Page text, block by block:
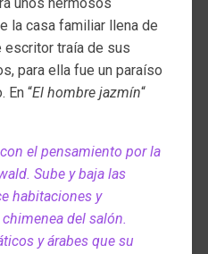
la casa familiar llena de
escritor traía de sus
para ella fue un paraíso
En “El hombre jazmín“
el pensamiento por la
Sube y baja las
habitaciones y
del salón.
y árabes que su